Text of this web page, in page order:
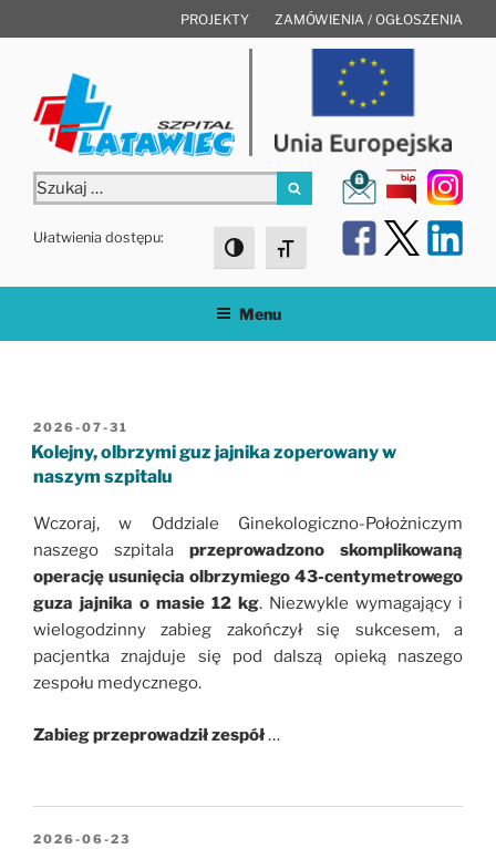
do
PROJEKTY ZAMÓWIENIA / OGŁOSZENIA
Szukaj:
Szukaj
Ułatwienia dostępu:
Toggle High Contrast
Toggle Font size
Menu
OPUBLIKOWANE
W
2026-07-31
Kolejny, olbrzymi guz jajnika zoperowany w
naszym szpitalu
Wczoraj, w Oddziale Ginekologiczno-Położniczym
naszego szpitala przeprowadzono skomplikowaną
operację usunięcia olbrzymiego 43-centymetrowego
guza jajnika o masie 12 kg. Niezwykle wymagający i
wielogodzinny zabieg zakończył się sukcesem, a
pacjentka znajduje się pod dalszą opieką naszego
zespołu medycznego.
Zabieg przeprowadził zespół…
OPUBLIKOWANE
2026-06-23